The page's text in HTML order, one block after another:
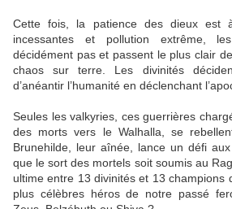
Cette fois, la patience des dieux est
incessantes et pollution extrême,
décidément pas et passent le plus clair
chaos sur terre. Les divinités
d’anéantir l’humanité en déclenchant
Seules les valkyries, ces guerrières
des morts vers le Walhalla, se
Brunehilde, leur aînée, lance un défi
que le sort des mortels soit soumis au
ultime entre 13 divinités et 13 champions
plus célèbres héros de notre passé